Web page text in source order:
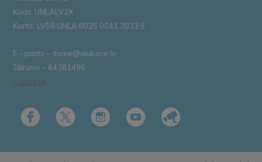
Kods: UNLALV2X
Konts: LV58 UNLA 0025 0041 3033 5
E – pasts – dome@aluksne.lv
Tālrunis – 64381496
E-adrese